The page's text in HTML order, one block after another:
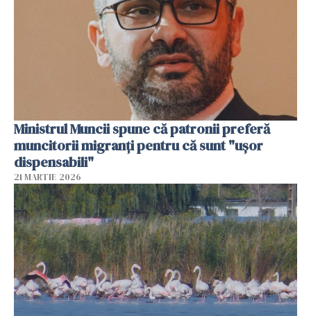
Ministrul Muncii spune că patronii preferă
muncitorii migranți pentru că sunt "uşor
dispensabili"
21 MARTIE 2026